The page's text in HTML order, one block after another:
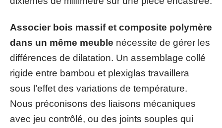
Associer bois massif et composite polymère
dans un même meuble nécessite de gérer les
différences de dilatation. Un assemblage collé
rigide entre bambou et plexiglas travaillera
sous l’effet des variations de température.
Nous préconisons des liaisons mécaniques
avec jeu contrôlé, ou des joints souples qui